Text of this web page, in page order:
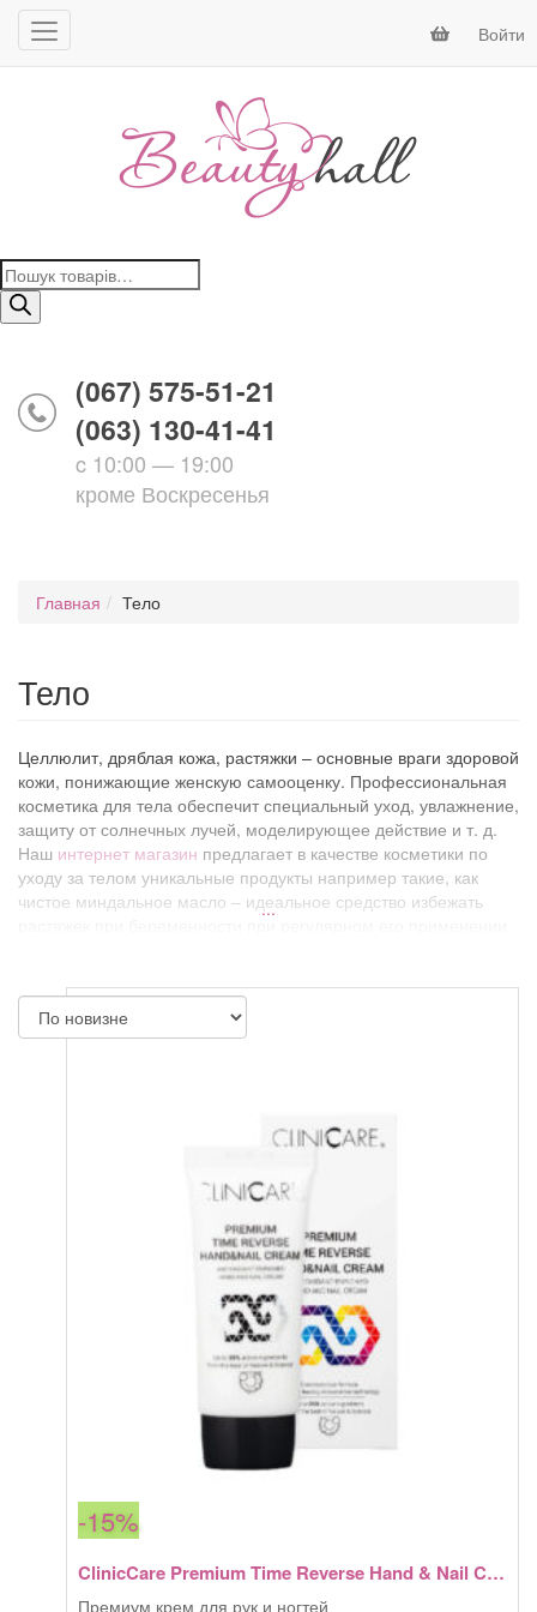
Войти
Поиск
товаров
(067) 575-51-21
(063) 130-41-41
c 10:00 — 19:00
кроме Воскресенья
Главная Тело
Тело
Целлюлит, дряблая кожа, растяжки – основные враги здоровой
кожи, понижающие женскую самооценку. Профессиональная
косметика для тела обеспечит специальный уход, увлажнение,
защиту от солнечных лучей, моделирующее действие и т. д.
Наш интернет магазин предлагает в качестве косметики по
уходу за телом уникальные продукты например такие, как
чистое миндальное масло – идеальное средство избежать
косметических проблем. Спорт, правильное питание и
активный уход за кожей с применением качественных
косметических препаратов, поможет вернуть привлекательное
...
-15%
ClinicCare Premium Time Reverse Hand & Nail Cream
Премиум крем для рук и ногтей